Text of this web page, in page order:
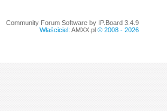
Community Forum Software by IP.Board 3.4.9
Właściciel: AMXX.pl© 2008 - 2026